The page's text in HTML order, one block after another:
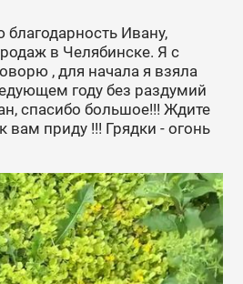
Ивану,
в Челябинске. Я с
, для начала я взяла
году без раздумий
спасибо большое!!! Ждите
вам приду !!! Грядки - огонь